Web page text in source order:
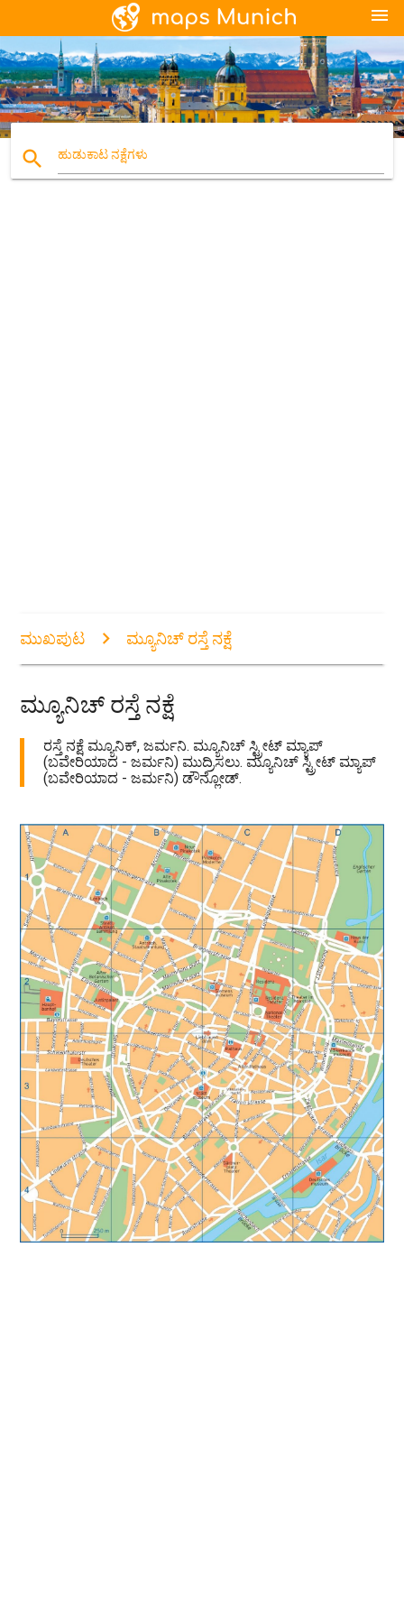
menu
search ಹುಡುಕಾಟ ನಕ್ಷೆಗಳು
ಮುಖಪುಟ ಮ್ಯೂನಿಚ್ ರಸ್ತೆ ನಕ್ಷೆ
ಮ್ಯೂನಿಚ್ ರಸ್ತೆ ನಕ್ಷೆ
ರಸ್ತೆ ನಕ್ಷೆ ಮ್ಯೂನಿಕ್, ಜರ್ಮನಿ. ಮ್ಯೂನಿಚ್ ಸ್ಟ್ರೀಟ್ ಮ್ಯಾಪ್
(ಬವೇರಿಯಾದ - ಜರ್ಮನಿ) ಮುದ್ರಿಸಲು. ಮ್ಯೂನಿಚ್ ಸ್ಟ್ರೀಟ್ ಮ್ಯಾಪ್
(ಬವೇರಿಯಾದ - ಜರ್ಮನಿ) ಡೌನ್ಲೋಡ್.